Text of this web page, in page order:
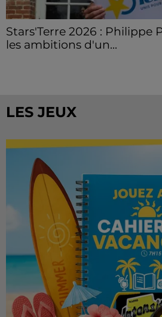
Stars'Terre 2026 : Philippe
les ambitions d'un...
LES JEUX